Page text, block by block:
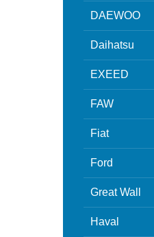
DAEWOO
Daihatsu
EXEED
FAW
Fiat
Ford
Great Wall
Haval